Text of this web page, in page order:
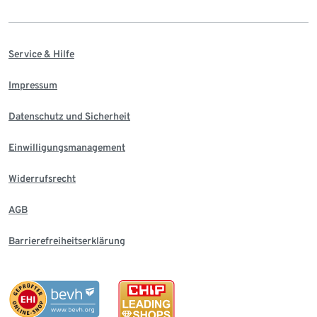
Service & Hilfe
Impressum
Datenschutz und Sicherheit
Einwilligungsmanagement
Widerrufsrecht
AGB
Barrierefreiheitserklärung